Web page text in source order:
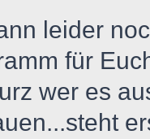
leider
für
wer es